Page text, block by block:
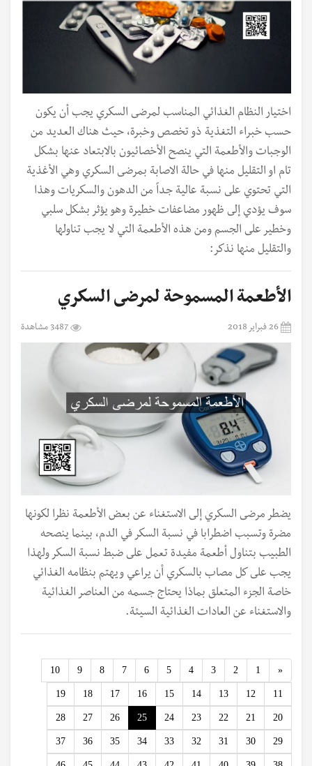
اختيار النظام الغذائي المناسب لمرضى السكري يجب أن يكون
حسب خبراء التغذية ذو تخصص وخبرة، حيث هناك العديد من
الوجبات والأطعمة التي ينصح الأخصائيون بالابتعاد عنها بشكل
تام او التقليل منها في حالة الاصابة بمرضى السكري وهي الأغذية
التي تحتوي على نسبة عالية جداً من الدهون والسكريات وهذا
سوف يؤدي إلى ظهور مضاعفات خطيرة وهو يؤثر بشكل سلبي
وخطير على الجسم ومن هذه الأطعمة التي لا يجب تناولها
والتقليل منها نذكر:
الأطعمة المسموحة لمرضى السكري
26 فبراير 2018 3487 مشاهدة
يضطر مرضى السكري إلى الاستغناء عن بعض الأطعمة نظرا لكونها
مضرة وتسبب اضطرابا في نسبة السكر في الدم، بينما ينصحه
الطبيب بتناول أطعمة مفيدة تعمل على ضبط نسبة السكر ولهذا
يجب على كل مصاب بالسكري أن يراعي ويهتم بنظامه الغذائي
خاصة الجزء المتعلق بماذا يحتاج جسمه من العناصر الغذائية
والاستغناء عن العادات الغذائية السيئة.
«
Previous
1
2
3
4
5
6
7
8
9
10
11
12
13
14
15
16
17
18
19
20
21
22
23
24
25
26
27
28
29
30
31
32
33
34
35
36
37